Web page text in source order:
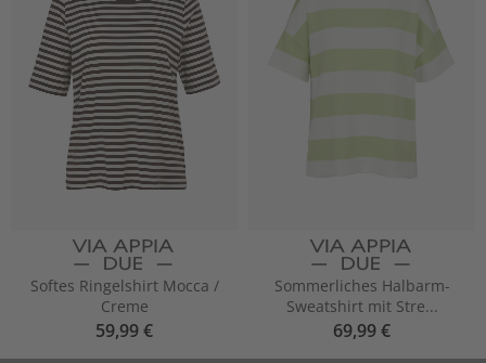
Softes Ringelshirt Mocca /
Creme
59,99 €
Sommerliches Halbarm-
Sweatshirt mit Stre...
69,99 €